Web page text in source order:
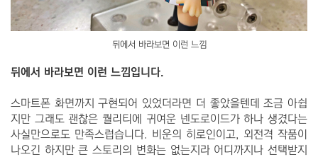
뒤에서 바라보면 이런 느낌
뒤에서 바라보면 이런 느낌입니다.
스마트폰 화면까지 구현되어 있었더라면 더 좋았을텐데 조금 아쉽
지만 그래도 괜찮은 퀄리티에 귀여운 넨도로이드가 하나 생겼다는
사실만으로도 만족스럽습니다. 비운의 히로인이고, 외전격 작품이
나오긴 하지만 큰 스토리의 변화는 없는지라 어디까지나 선택받지